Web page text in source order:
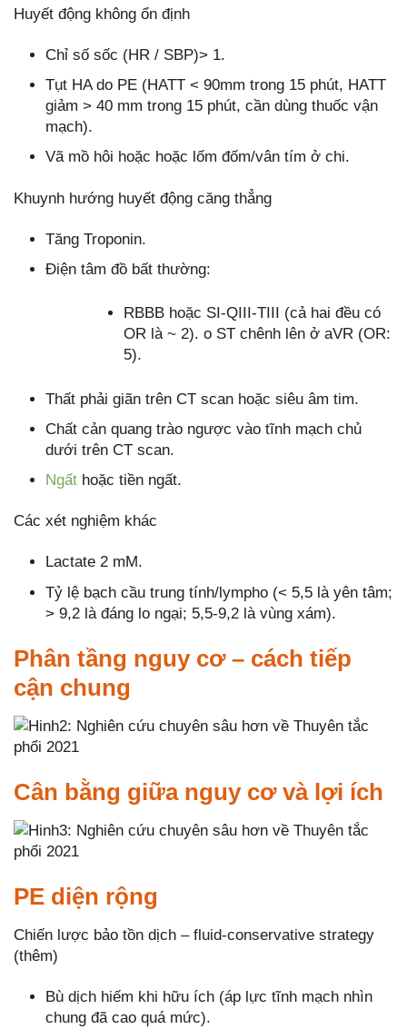
Huyết động không ổn định
Chỉ số sốc (HR / SBP)> 1.
Tụt HA do PE (HATT < 90mm trong 15 phút, HATT
giảm > 40 mm trong 15 phút, cần dùng thuốc vận
mạch).
Vã mồ hôi hoặc hoặc lốm đốm/vân tím ở chi.
Khuynh hướng huyết động căng thẳng
Tăng Troponin.
Điện tâm đồ bất thường:
RBBB hoặc SI-QIII-TIII (cả hai đều có
OR là ~ 2). o ST chênh lên ở aVR (OR:
5).
Thất phải giãn trên CT scan hoặc siêu âm tim.
Chất cản quang trào ngược vào tĩnh mạch chủ
dưới trên CT scan.
Ngất hoặc tiền ngất.
Các xét nghiệm khác
Lactate 2 mM.
Tỷ lệ bạch cầu trung tính/lympho (< 5,5 là yên tâm;
> 9,2 là đáng lo ngại; 5,5-9,2 là vùng xám).
Phân tầng nguy cơ – cách tiếp
cận chung
Cân bằng giữa nguy cơ và lợi ích
PE diện rộng
Chiến lược bảo tồn dịch – fluid-conservative strategy
(thêm)
Bù dịch hiếm khi hữu ích (áp lực tĩnh mạch nhìn
chung đã cao quá mức).